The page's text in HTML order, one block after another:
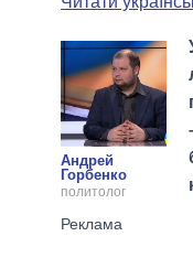
МЭРЫ
ВСЕ
Андрей
Горбенко
политолог